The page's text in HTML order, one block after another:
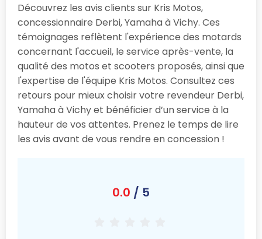
Découvrez les avis clients sur Kris Motos,
concessionnaire Derbi, Yamaha à Vichy. Ces
témoignages reflètent l'expérience des motards
concernant l'accueil, le service après-vente, la
qualité des motos et scooters proposés, ainsi que
l'expertise de l'équipe Kris Motos. Consultez ces
retours pour mieux choisir votre revendeur Derbi,
Yamaha à Vichy et bénéficier d’un service à la
hauteur de vos attentes. Prenez le temps de lire
les avis avant de vous rendre en concession !
0.0 / 5